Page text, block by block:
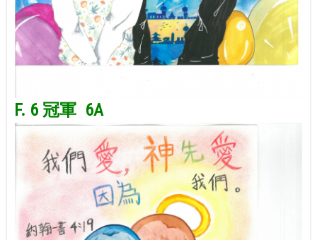
F. 6 冠軍 6A